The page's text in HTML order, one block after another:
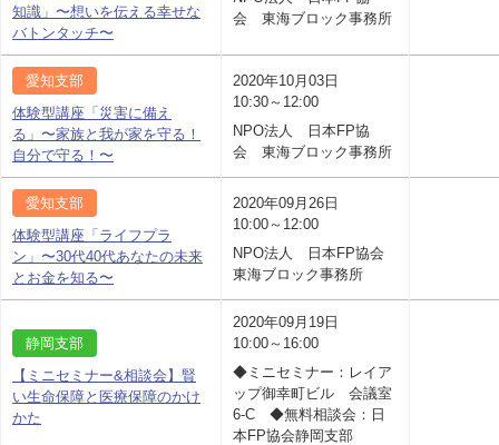
知識」〜想いを伝える幸せな
バトンタッチ〜
会 東海ブロック事務所
愛知支部
体験型講座「災害に備え
る」〜家族と我が家を守る！
自分で守る！〜
2020年10月03日
10:30～12:00
NPO法人 日本FP協
会 東海ブロック事務所
愛知支部
体験型講座「ライフプラ
ン」〜30代40代あなたの未来
とお金を知る〜
2020年09月26日
10:00～12:00
NPO法人 日本FP協会
東海ブロック事務所
静岡支部
【ミニセミナー&相談会】賢
い生命保障と医療保障のかけ
かた
2020年09月19日
10:00～16:00
◆ミニセミナー：レイア
ップ御幸町ビル 会議室
6-C ◆無料相談会：日
本FP協会静岡支部